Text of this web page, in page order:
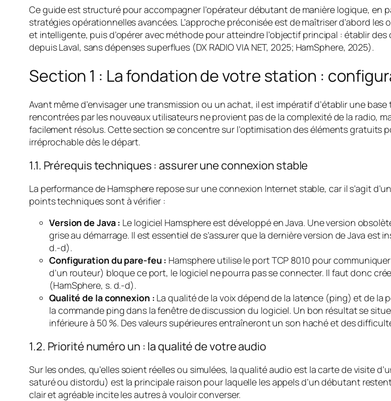
Ce guide est structuré pour accompagner l’opérateur débutant de manière logique, en
stratégies opérationnelles avancées. L’approche préconisée est de maîtriser d’abord
et intelligente, puis d’opérer avec méthode pour atteindre l’objectif principal : établir
depuis Laval, sans dépenses superflues (DX RADIO VIA NET, 2025; HamSphere, 2025).
Section 1 : La fondation de votre station :
Avant même d’envisager une transmission ou un achat, il est impératif d’établir une
rencontrées par les nouveaux utilisateurs ne provient pas de la complexité de la radio,
facilement résolus. Cette section se concentre sur l’optimisation des éléments
irréprochable dès le départ.
1.1. Prérequis techniques : assurer une connexion stable
La performance de Hamsphere repose sur une connexion Internet stable, car il s’agit
points techniques sont à vérifier :
Version de Java : Le logiciel Hamsphere est développé en Java. Une version
grise au démarrage. Il est essentiel de s’assurer que la dernière version de Java
d.-d).
Configuration du pare-feu : Hamsphere utilise le port TCP 8010 pour
d’un routeur) bloque ce port, le logiciel ne pourra pas se connecter. Il faut donc
(HamSphere, s. d.-d).
Qualité de la connexion : La qualité de la voix dépend de la latence (ping) et de la
la commande ping dans la fenêtre de discussion du logiciel. Un bon résultat se
inférieure à 50 %. Des valeurs supérieures entraîneront un son haché et des
1.2. Priorité numéro un : la qualité de votre audio
Sur les ondes, qu’elles soient réelles ou simulées, la qualité audio est la carte de visite
saturé ou distordu) est la principale raison pour laquelle les appels d’un débutant restent
clair et agréable incite les autres à vouloir converser.